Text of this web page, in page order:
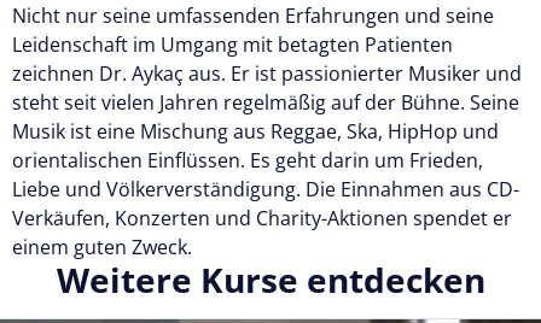
Nicht nur seine umfassenden Erfahrungen und seine
Leidenschaft im Umgang mit betagten Patienten
zeichnen Dr. Aykaç aus. Er ist passionierter Musiker und
steht seit vielen Jahren regelmäßig auf der Bühne. Seine
Musik ist eine Mischung aus Reggae, Ska, HipHop und
orientalischen Einflüssen. Es geht darin um Frieden,
Liebe und Völkerverständigung. Die Einnahmen aus CD-
Verkäufen, Konzerten und Charity-Aktionen spendet er
einem guten Zweck.
Weitere Kurse entdecken